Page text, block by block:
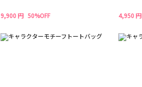
9,900 円 50%OFF 4,950 円